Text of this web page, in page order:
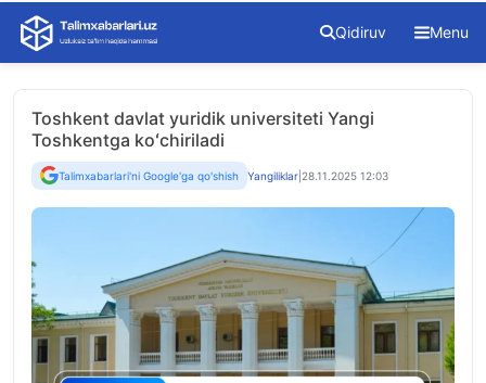
Skip
content
Qidiruv Menu
Toshkent davlat yuridik universiteti Yangi
Toshkentga koʻchiriladi
Talimxabarlari'ni Google'ga qo'shish Yangiliklar 28.11.2025 12:03